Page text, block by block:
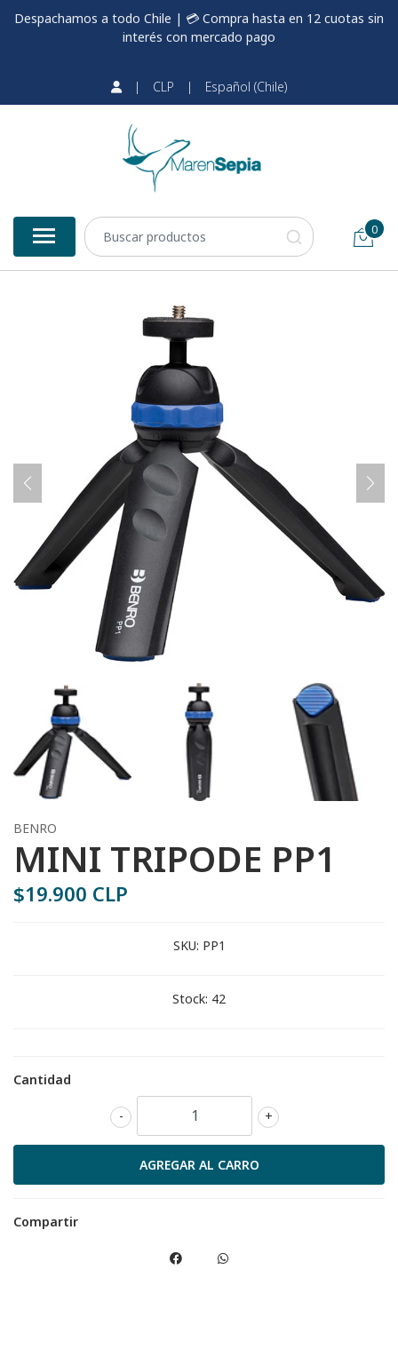
Despachamos a todo Chile | 💳 Compra hasta en 12 cuotas sin
interés con mercado pago
| CLP | Español (Chile)
0
BENRO
MINI TRIPODE PP1
$19.900 CLP
SKU: PP1
Stock: 42
Cantidad
+
-
Compartir